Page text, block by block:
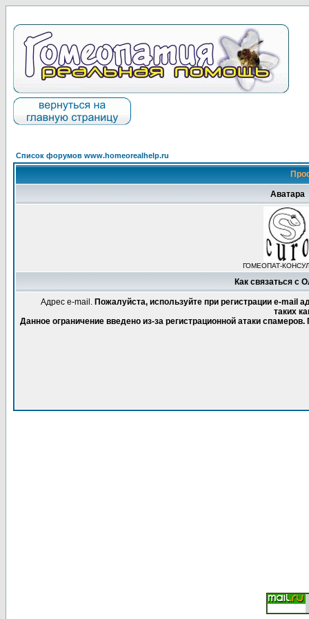
Список форумов www.homeorealhelp.ru
Аватара
ГОМЕОПАТ-
Как связаться с
Адрес e-mail. Пожалуйста, используйте при регистрации e-mail
таких
Данное ограничение введено из-за регистрационной атаки